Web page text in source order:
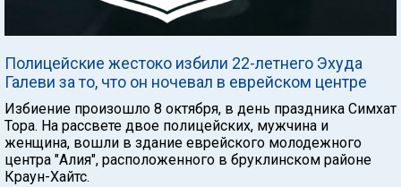
Полицейские жестоко избили 22-летнего Эхуда
Галеви за то, что он ночевал в еврейском центре
Избиение произошло 8 октября, в день праздника Симхат
Тора. На рассвете двое полицейских, мужчина и
женщина, вошли в здание еврейского молодежного
центра "Алия", расположенного в бруклинском районе
Краун-Хайтс.